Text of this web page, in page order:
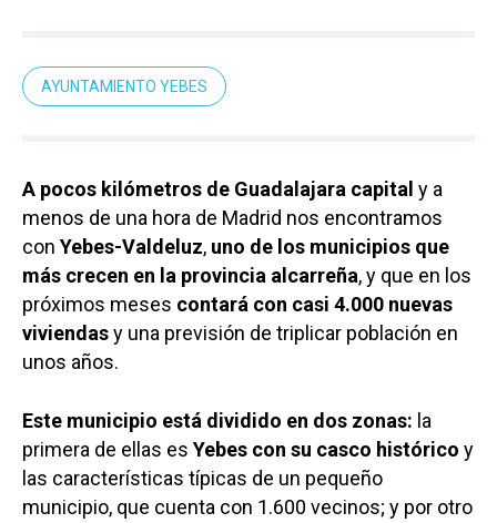
AYUNTAMIENTO YEBES
A pocos kilómetros de Guadalajara capital y a
menos de una hora de Madrid nos encontramos
con Yebes-Valdeluz, uno de los municipios que
más crecen en la provincia alcarreña, y que en los
próximos meses contará con casi 4.000 nuevas
viviendasy una previsión de triplicar población en
unos años.
Este municipio está dividido en dos zonas: la
primera de ellas es Yebes con su casco histórico y
las características típicas de un pequeño
municipio, que cuenta con 1.600 vecinos; y por otro